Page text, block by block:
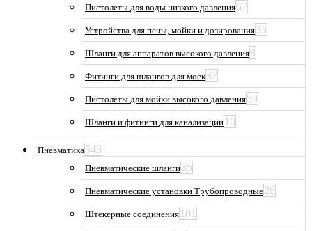
Пистолеты для воды низкого давления67
Устройства для пены, мойки и дозирования33
Шланги для аппаратов высокого давления8
Фитинги для шлангов для моек37
Пистолеты для мойки высокого давления59
Шланги и фитинги для канализации 10
Пневматика543
Пневматические шланги35
Пневматические установки Трубопроводные26
Штекерные соединения 101